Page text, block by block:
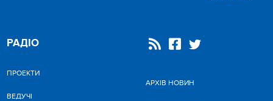
РАДІО
ПРОЕКТИ
ВЕДУЧІ
АРХІВ НОВИН